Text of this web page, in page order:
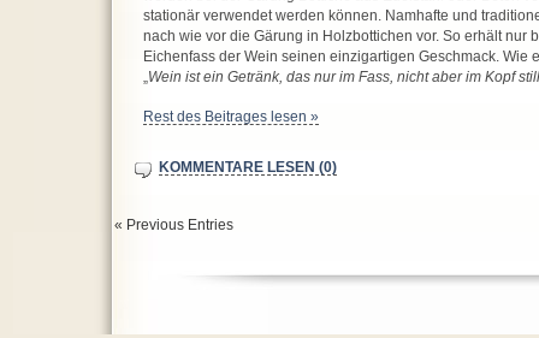
stationär verwendet werden können. Namhafte und
nach wie vor die Gärung in Holzbottichen vor. So erhält nur
Eichenfass der Wein seinen einzigartigen Geschmack. Wie
Wein ist ein Getränk, das nur im Fass, nicht aber im Kopf
Rest des Beitrages lesen »
KOMMENTARE LESEN (0)
« Previous Entries